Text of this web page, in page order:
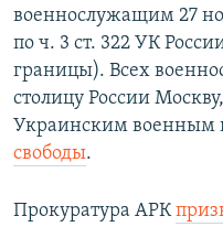
военнослужащим 27
по ч. 3 ст. 322 УК
границы). Всех
столицу России
Украинским военным
свободы.
Прокуратура АРК